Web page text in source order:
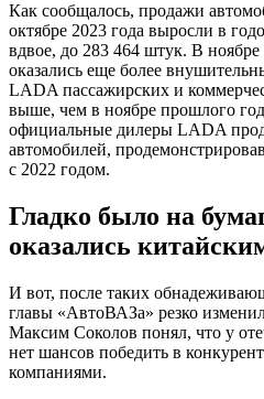
Как сообщалось, продажи
октябре 2023 года выросли в
вдвое, до 283 464 штук. В ноябре
оказались еще более
LADA пассажирских и
выше, чем в ноябре прошлого
официальные дилеры LADA
автомобилей,
с 2022 годом.
Гладко было на
оказались
И вот, после таких
главы «АвтоВАЗа» резко
Максим Соколов понял, что у
нет шансов победить в
компаниями.